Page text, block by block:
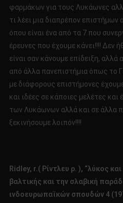
φαρμάκων για τους Λυκάωνες
τι λέει μια διαπρέπον επιστήμων
όπου είναι ένα από τα 7 που
έρευνες που έχουμε κάνει!!!! Δεν
είναι σαν κάνουμε επίδειξη, αλλά
από άλλα πανεπιστήμια όπως το
με διάφορους επιστήμονες
και ιδέες σε κάποιες μελέτες και
των Λυκάωνων αλλά και σε άλλα
ξεκινήσουμε λοιπόν!!!!
Ridley, r.( Ρίντλευ ρ. ), “λύκος
βαλτικής και την σλαβική
ινδοευρωπαϊκών σπουδών 4